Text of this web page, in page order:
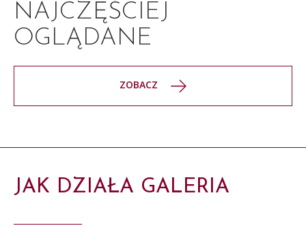
NAJCZĘŚCIEJ
OGLĄDANE
ZOBACZ
JAK DZIAŁA GALERIA